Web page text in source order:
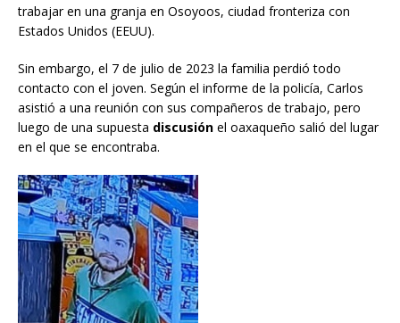
trabajar en una granja en Osoyoos, ciudad fronteriza con
Estados Unidos (EEUU).
Sin embargo, el 7 de julio de 2023 la familia perdió todo
contacto con el joven. Según el informe de la policía, Carlos
asistió a una reunión con sus compañeros de trabajo, pero
luego de una supuesta discusión el oaxaqueño salió del lugar
en el que se encontraba.